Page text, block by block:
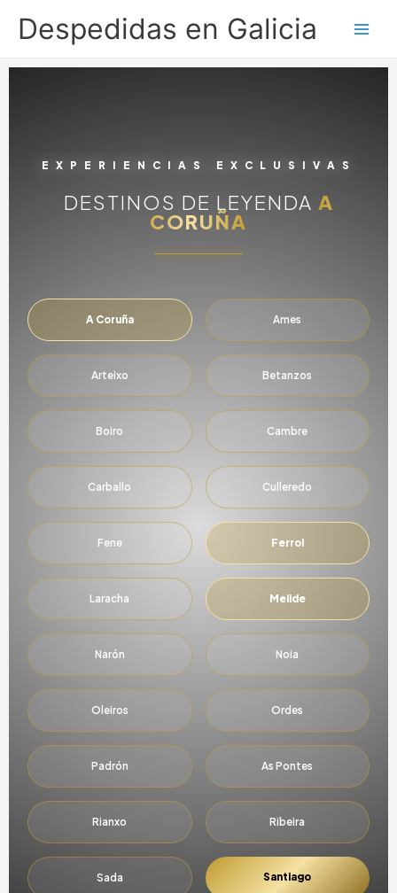
Despedidas en Galicia
EXPERIENCIAS EXCLUSIVAS
DESTINOS DE LEYENDA A
CORUÑA
A Coruña Ames
Arteixo Betanzos
Boiro Cambre
Carballo Culleredo
Fene Ferrol
Laracha Melide
Narón Noia
Oleiros Ordes
Padrón As Pontes
Rianxo Ribeira
Sada Santiago